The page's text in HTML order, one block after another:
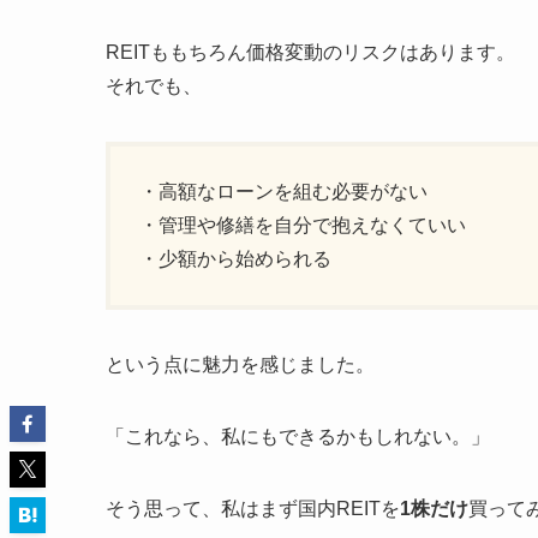
REITももちろん価格変動のリスクはあります。
それでも、
・高額なローンを組む必要がない
・管理や修繕を自分で抱えなくていい
・少額から始められる
という点に魅力を感じました。
「これなら、私にもできるかもしれない。」
そう思って、私はまず国内REITを1株だけ買って